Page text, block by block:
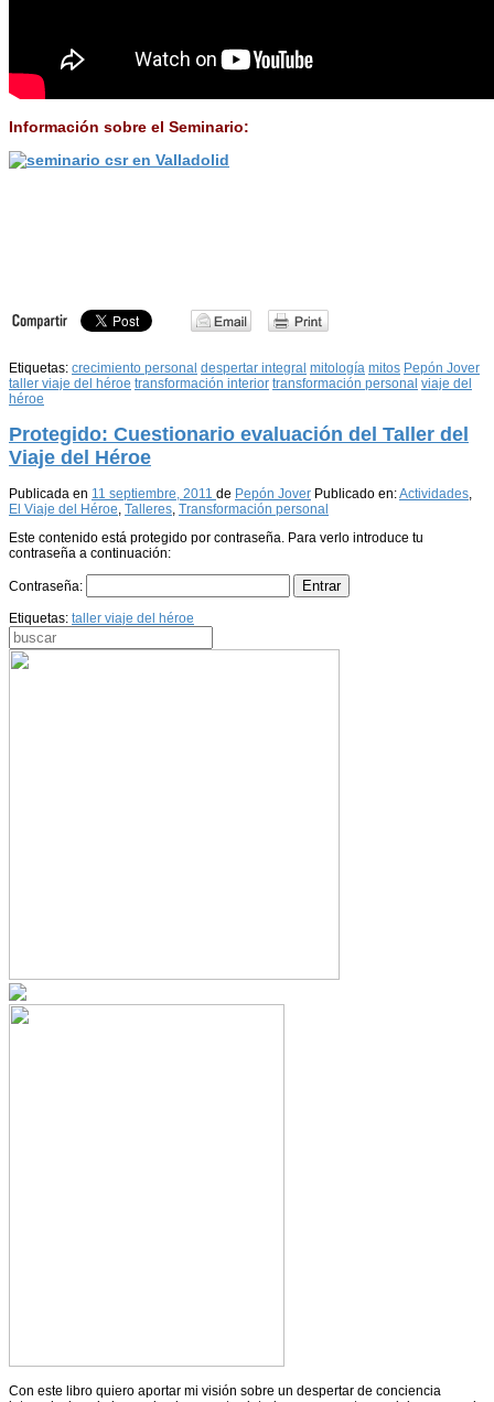
Información sobre el Seminario:
Etiquetas: crecimiento personal despertar integral mitología mitos Pepón Jover
taller viaje del héroe transformación interior transformación personal viaje del
héroe
Protegido: Cuestionario evaluación del Taller del
Viaje del Héroe
Publicada en 11 septiembre, 2011 de Pepón Jover Publicado en:Actividades,
El Viaje del Héroe, Talleres, Transformación personal
Este contenido está protegido por contraseña. Para verlo introduce tu
contraseña a continuación:
Contraseña:
Etiquetas: taller viaje del héroe
Con este libro quiero aportar mi visión sobre un despertar de conciencia